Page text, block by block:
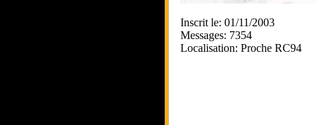
Inscrit le: 01/11/2003
Messages: 7354
Localisation: Proche RC94